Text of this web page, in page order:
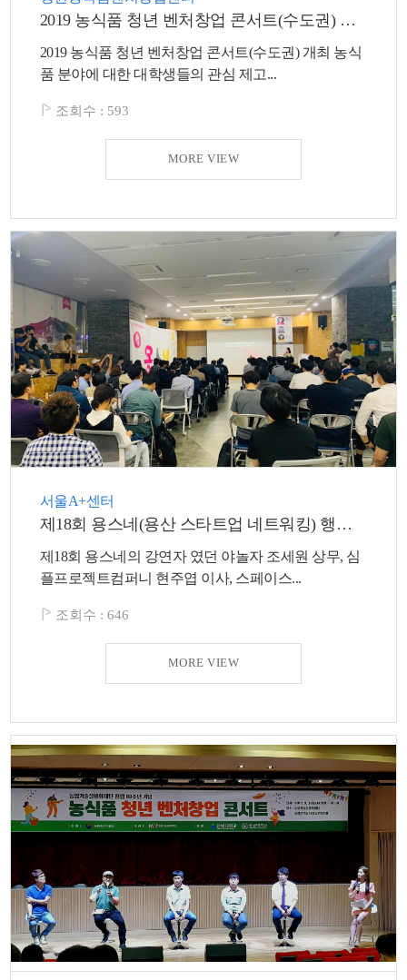
2019 농식품 청년 벤처창업 콘서트(수도권) 개최
2019 농식품 청년 벤처창업 콘서트(수도권) 개최 농식
품 분야에 대한 대학생들의 관심 제고...
조회수 : 593
MORE VIEW
서울A+센터
제18회 용스네(용산 스타트업 네트워킹) 행사가 개최되었습니다.
제18회 용스네의 강연자 였던 야놀자 조세원 상무, 심
플프로젝트컴퍼니 현주엽 이사, 스페이스...
조회수 : 646
MORE VIEW